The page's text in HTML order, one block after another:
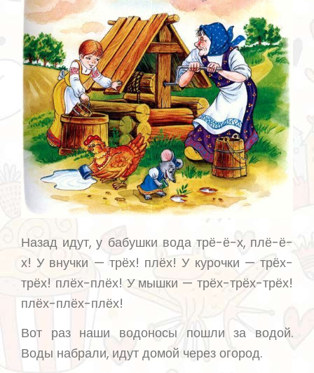
Назад идут, у бабушки вода трё-ё-х, плё-ё-
х! У внучки — трёх! плёх! У курочки — трёх-
трёх! плёх-плёх! У мышки — трёх-трёх-трёх!
плёх-плёх-плёх!
Вот раз наши водоносы пошли за водой.
Воды набрали, идут домой через огород.